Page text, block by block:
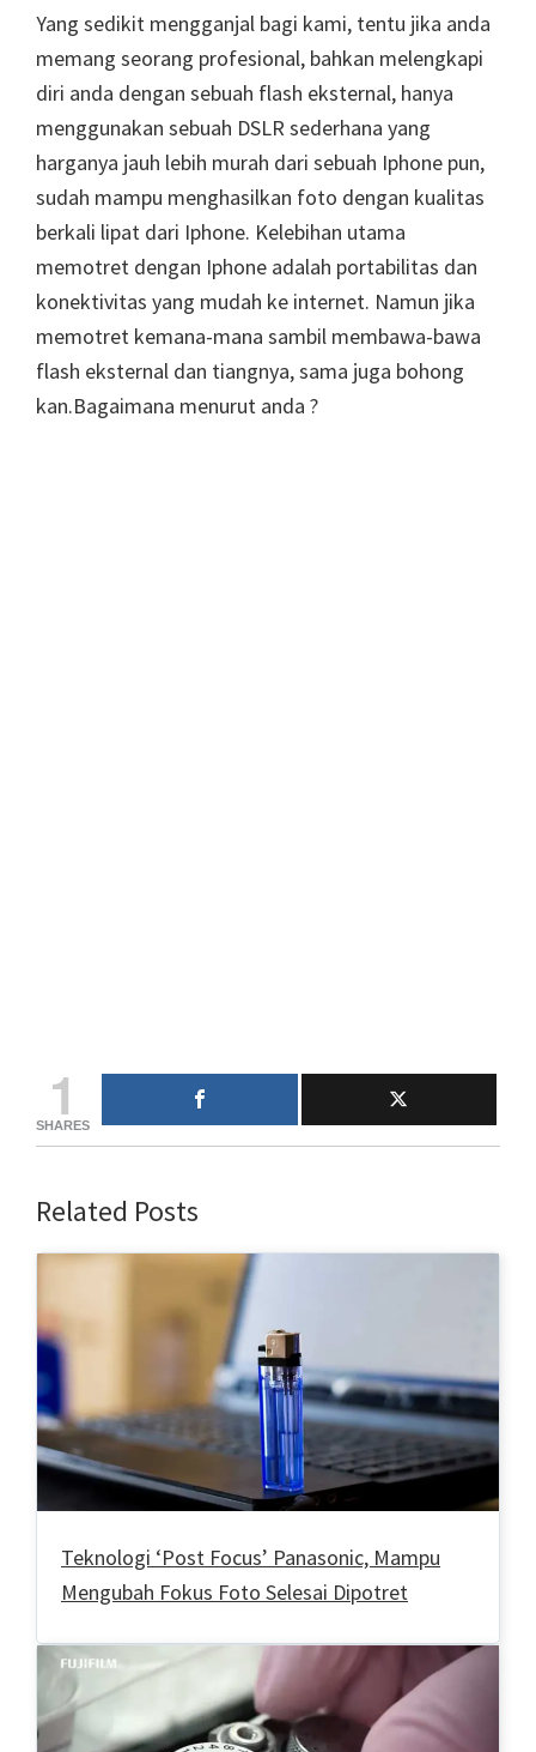
Yang sedikit mengganjal bagi kami, tentu jika anda
memang seorang profesional, bahkan melengkapi
diri anda dengan sebuah flash eksternal, hanya
menggunakan sebuah DSLR sederhana yang
harganya jauh lebih murah dari sebuah Iphone pun,
sudah mampu menghasilkan foto dengan kualitas
berkali lipat dari Iphone. Kelebihan utama
memotret dengan Iphone adalah portabilitas dan
konektivitas yang mudah ke internet. Namun jika
memotret kemana-mana sambil membawa-bawa
flash eksternal dan tiangnya, sama juga bohong
kan.Bagaimana menurut anda ?
1
SHARES
Related Posts
Teknologi ‘Post Focus’ Panasonic, Mampu
Mengubah Fokus Foto Selesai Dipotret